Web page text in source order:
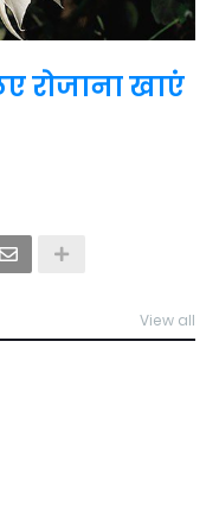
रोजाना खाएं
View all